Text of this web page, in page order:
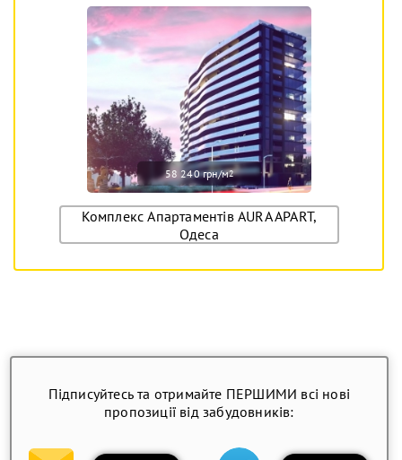
58 240 грн/м2
Комплекс Апартаментів AURA APART,
Одеса
Підписуйтесь та отримайте ПЕРШИМИ всі нові
пропозиції від забудовників: